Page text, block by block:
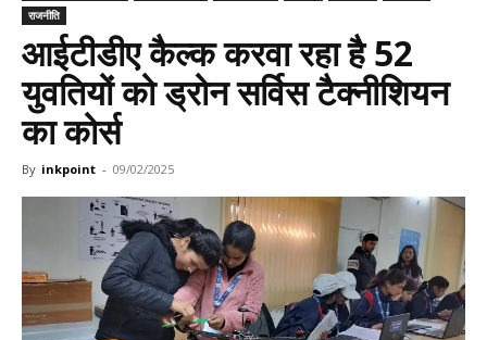
राजनीति
आईटीडीए कैल्क करवा रहा है 52
युवतियों को ड्रोन सर्विस टैक्नीशियन
का कोर्स
By inkpoint - 09/02/2025